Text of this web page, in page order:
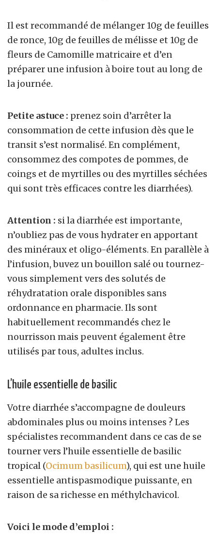
Il est recommandé de mélanger 10g de feuilles
de ronce, 10g de feuilles de mélisse et 10g de
fleurs de Camomille matricaire et d’en
préparer une infusion à boire tout au long de
la journée.
Petite astuce : prenez soin d’arrêter la
consommation de cette infusion dès que le
transit s’est normalisé. En complément,
consommez des compotes de pommes, de
coings et de myrtilles ou des myrtilles séchées
qui sont très efficaces contre les diarrhées).
Attention : si la diarrhée est importante,
n’oubliez pas de vous hydrater en apportant
des minéraux et oligo-éléments. En parallèle à
l’infusion, buvez un bouillon salé ou tournez-
vous simplement vers des solutés de
réhydratation orale disponibles sans
ordonnance en pharmacie. Ils sont
habituellement recommandés chez le
nourrisson mais peuvent également être
utilisés par tous, adultes inclus.
L’huile essentielle de basilic
Votre diarrhée s’accompagne de douleurs
abdominales plus ou moins intenses ? Les
spécialistes recommandent dans ce cas de se
tourner vers l’huile essentielle de basilic
tropical (Ocimum basilicum), qui est une huile
essentielle antispasmodique puissante, en
raison de sa richesse en méthylchavicol.
Voici le mode d’emploi :